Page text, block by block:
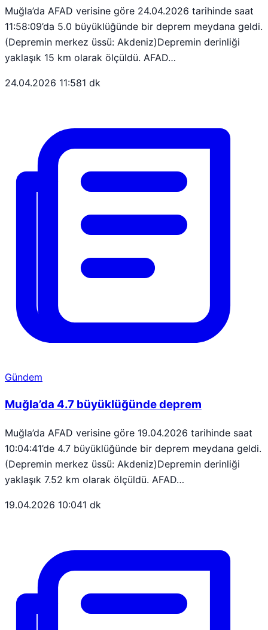
Muğla’da AFAD verisine göre 24.04.2026 tarihinde saat
11:58:09’da 5.0 büyüklüğünde bir deprem meydana geldi.
(Depremin merkez üssü: Akdeniz)Depremin derinliği
yaklaşık 15 km olarak ölçüldü. AFAD…
24.04.2026 11:581 dk
Gündem
Muğla’da 4.7 büyüklüğünde deprem
Muğla’da AFAD verisine göre 19.04.2026 tarihinde saat
10:04:41’de 4.7 büyüklüğünde bir deprem meydana geldi.
(Depremin merkez üssü: Akdeniz)Depremin derinliği
yaklaşık 7.52 km olarak ölçüldü. AFAD…
19.04.2026 10:041 dk